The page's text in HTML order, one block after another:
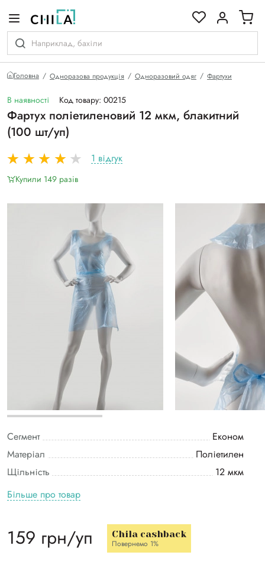
Головна Одноразова продукція Одноразовий одяг Фартухи
В наявності Код товару: 00215
Фартух поліетиленовий 12 мкм, блакитний
(100 шт/уп)
1 відгук
Купили 149 разiв
Сегмент
Економ
Матеріал
Поліетилен
Щільність
12 мкм
Більше про товар
159 грн/уп Chila cashback
Повернемо 1%
гамі